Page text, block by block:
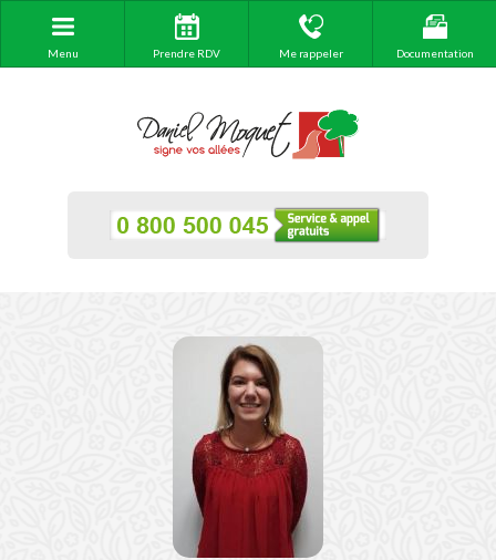
Menu Prendre RDV Me rappeler Documentation